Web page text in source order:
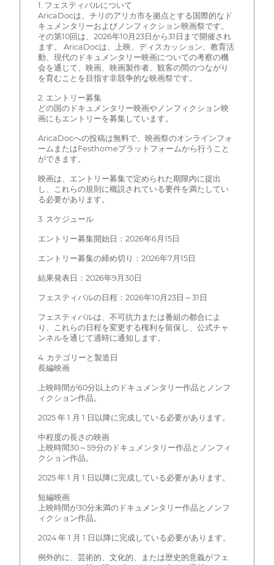
1. フェスティバルについて
AricaDocは、チリのアリカ市を拠点とする国際的なド
キュメンタリーおよびノンフィクション映画祭です。
その第10回は、2026年10月23日から31日まで開催され
ます。 AricaDocは、上映、ディスカッション、教育活
動、現代のドキュメンタリー映画についての考察の機
会を通じて、映画、映画製作者、観客の間のつながり
を育むことを目指す非競争的な映画祭です。
2. エントリー募集
どの国のドキュメンタリー映画やノンフィクション映
画にもエントリーを募集しています。
AricaDocへの投稿は無料で、映画祭のオンラインフォ
ームまたはFesthomeプラットフォームから行うこと
ができます。
映画は、エントリー募集で定められた期限内に提出
し、これらの規則に概説されている要件を満たしてい
る必要があります。
3. スケジュール
エントリー募集開始日：2026年6月15日
エントリー募集の締め切り：2026年7月15日
結果発表日：2026年9月30日
フェスティバルの日程：2026年10月23日～31日
フェスティバルは、不可抗力または番組の都合によ
り、これらの日程を変更する権利を留保し、公式チャ
ンネルを通じて適時に通知します。
4. カテゴリーと製造日
長編映画
上映時間が60分以上のドキュメンタリー作品とノンフ
ィクション作品。
2025 年 1 月 1 日以降に完成している必要があります。
中程度の長さの映画
上映時間30～59分のドキュメンタリー作品とノンフィ
クション作品。
2025 年 1 月 1 日以降に完成している必要があります。
短編映画
上映時間が30分未満のドキュメンタリー作品とノンフ
ィクション作品。
2024 年 1 月 1 日以降に完成している必要があります。
例外的に、芸術的、文化的、または歴史的意義がフェ